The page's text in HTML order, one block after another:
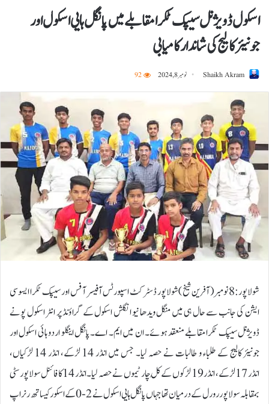
اسکول ڈویژنل سیپک ٹکرا مقابلے میں پانگل ہایی اسکول اور
جونیئر کالیج کی شاندار کامیابی
Shaikh Akram نومبر 8, 2024 92
شولاپور:8 نومبر( آفرین شیخ )شولاپور ڈسٹرکٹ اسپورٹس آفیسر آفس اور سیپک ٹکرا ایسوسی
ایشن کی جانب سے حال ہی میں منگل ویدھا نیو انگلش اسکول کے گراؤنڈ پر انٹر اسکول پونے
ڈویژنل سیپک ٹکرا مقابلے منعقد ہوئے۔ ان میں ایم۔ اے۔ پانگل اینگلو اردو ہائی اسکول اور
جونیئر کاليج کے طلباء و طالبات نے حصہ لیا۔ جس میں انڈر 14 لڑکے، انڈر 14 لڑکیاں،
انڈر 17 لڑکے، انڈر 19 لڑکوں کے کُل چار ٹیموں نے حصہ لیا۔انڈر 14 کا فائنل سولاپور سٹی
بمقابلہ سولاپور رورل کے درمیان تھا جہاں پانگل ہایی اسکول نے 2-0 کے اسکور کیساتھ رنر اپ